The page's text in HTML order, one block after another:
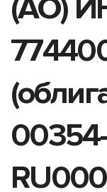
(АО)